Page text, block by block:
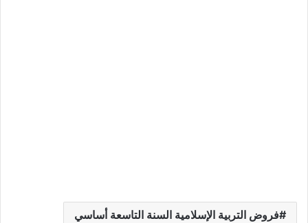
فروض التربية الإسلامية السنة التاسعة أساسي